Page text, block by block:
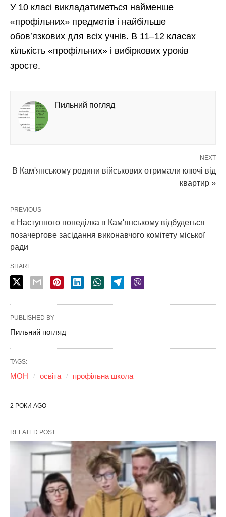
У 10 класі викладатиметься найменше
«профільних» предметів і найбільше
обовʼязкових для всіх учнів. В 11–12 класах
кількість «профільних» і вибіркових уроків
зросте.
Пильний погляд
NEXT
В Кам'янському родини військових отримали ключі від
квартир »
PREVIOUS
« Наступного понеділка в Кам'янському відбудеться
позачергове засідання виконавчого комітету міської
ради
SHARE
PUBLISHED BY
Пильний погляд
TAGS:
МОН освіта профільна школа
2 РОКИ AGO
RELATED POST